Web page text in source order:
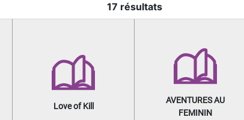
17 résultats
Love of Kill
AVENTURES AU
FEMININ